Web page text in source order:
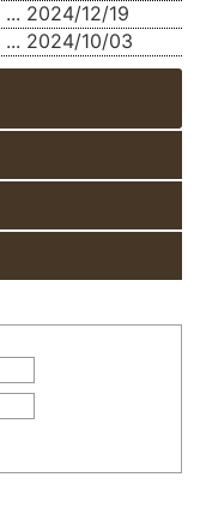
... 2024/12/19
... 2024/10/03